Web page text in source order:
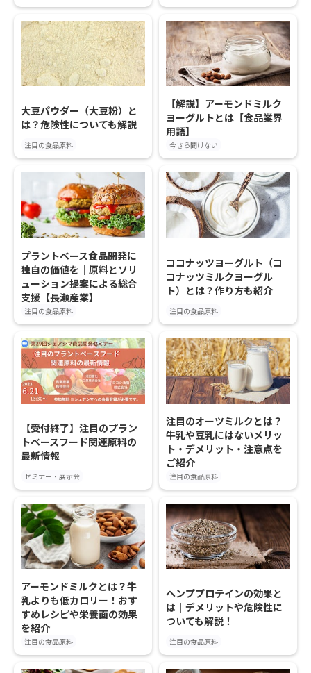
大豆パウダー（大豆粉）と
は？危険性についても解説
注目の食品原料
【解説】アーモンドミルク
ヨーグルトとは【食品業界
用語】
今さら聞けない
プラントベース食品開発に
独自の価値を｜原料とソリ
ューション提案による総合
支援【長瀬産業】
注目の食品原料
ココナッツヨーグルト（コ
コナッツミルクヨーグル
ト）とは？作り方も紹介
注目の食品原料
【受付終了】注目のプラン
トベースフード関連原料の
最新情報
セミナー・展示会
注目のオーツミルクとは？
牛乳や豆乳にはないメリッ
ト・デメリット・注意点を
ご紹介
注目の食品原料
アーモンドミルクとは？牛
乳よりも低カロリー！おす
すめレシピや栄養面の効果
を紹介
注目の食品原料
ヘンププロテインの効果と
は｜デメリットや危険性に
ついても解説！
注目の食品原料